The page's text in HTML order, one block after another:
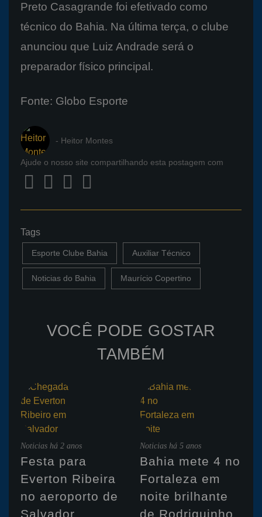
Preto Casagrande foi efetivado como
técnico do Bahia. Na última terça, o clube
anunciou que Luiz Andrade será o
preparador físico principal.
Fonte: Globo Esporte
- Heitor Montes
Ajude o nosso site compartilhando esta postagem com
Tags
Esporte Clube Bahia Auxiliar Técnico
Noticias do Bahia Maurício Copertino
VOCÊ PODE GOSTAR
TAMBÉM
Noticias há 2 anos
Festa para
Everton Ribeira
no aeroporto de
Salvador
Noticias há 5 anos
Bahia mete 4 no
Fortaleza em
noite brilhante
de Rodriguinho